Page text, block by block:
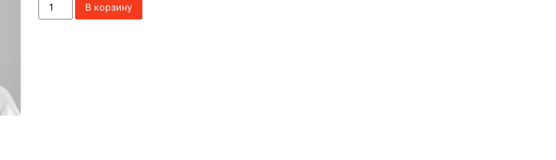
В корзину